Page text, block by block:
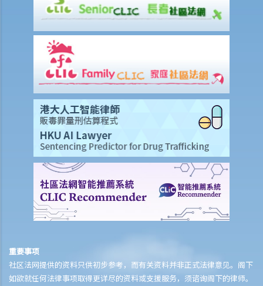
4. 如果一方在授予暂准离婚令后但在该令转为绝对离婚令前去世，会发
E. 离婚（子女事宜）
1. 管养权、照顾和管束权、探视权
1. 法庭会考虑什么因素，才会将子女抚养权判给其中一方或双方？
2. 自从我与丈夫于两年前分居后，女儿经已和他一起居住，如我现在申
请离婚，我获判女儿抚养权的可能性有多大？
3. 管养令可以更改吗？
4. 如果没有一方希望管养孩子怎么办？
5. 社会福利调查报告在评估儿童管养权方面有什么作用？
6. 如果一方不同意社会福利调查报告，他/她可以要求法庭驳回并要求重
新索取报告吗？
1. 我的妻子要申请离婚，并计划在排期审讯期间带同我们唯一的女儿离
开香港，我能否阻止她？
重要事项
社区法网提供的资料只供初步参考，而有关资料并非正式法律意见。阁下
如欲就任何法律事项取得更详尽的资料或支援服务，须谘询阁下的律师。